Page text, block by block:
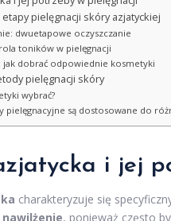
pielęgnacji skóry azjatyckiej
dwuetapowe oczyszczanie
toników w pielęgnacji
jak dobrać odpowiednie kosmetyki
pielęgnacji skóry
wybrać?
pielęgnacyjne są dostosowane do
i jej
charakteryzuje się
nawilżenie, ponieważ często